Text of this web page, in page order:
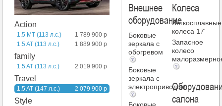
Action
1 789 900 р
1.5 MT (113 л.с.)
1 889 900 р
1.5 AT (113 л.с.)
family
2 019 900 р
1.5 AT (113 л.с.)
Travel
2 079 900 р
1.5 AT (147 л.с.)
Style
Внешнее
оборудование
Боковые
зеркала с
обогревом
Боковые
зеркала с
электроприводом
Колеса
Легкосплавные
колеса 17'
Запасное
колесо
салона